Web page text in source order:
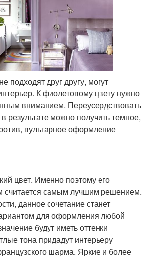
подходят друг другу, могут
К фиолетовому цвету нужно
вниманием. Переусердствовать
результате можно получить темное,
вульгарное оформление
цвет. Именно поэтому его
считается самым лучшим решением.
данное сочетание станет
для оформления любой
будут иметь оттенки
тона придадут интерьеру
шарма. Яркие и более